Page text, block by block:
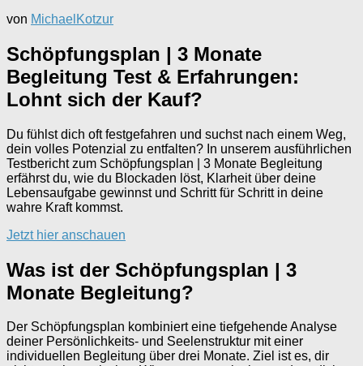
von MichaelKotzur
Schöpfungsplan | 3 Monate
Begleitung Test & Erfahrungen:
Lohnt sich der Kauf?
Du fühlst dich oft festgefahren und suchst nach einem Weg,
dein volles Potenzial zu entfalten? In unserem ausführlichen
Testbericht zum Schöpfungsplan | 3 Monate Begleitung
erfährst du, wie du Blockaden löst, Klarheit über deine
Lebensaufgabe gewinnst und Schritt für Schritt in deine
wahre Kraft kommst.
Jetzt hier anschauen
Was ist der Schöpfungsplan | 3
Monate Begleitung?
Der Schöpfungsplan kombiniert eine tiefgehende Analyse
deiner Persönlichkeits- und Seelenstruktur mit einer
individuellen Begleitung über drei Monate. Ziel ist es, dir